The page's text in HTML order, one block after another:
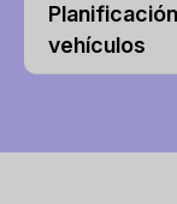
vehículos